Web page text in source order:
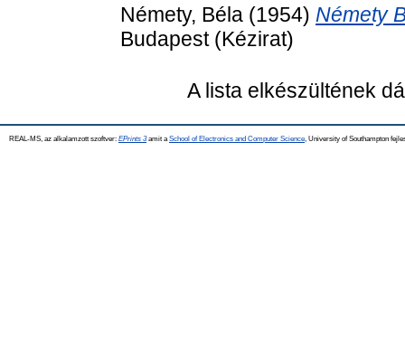
Némety, Béla (1954) Némety
Budapest (Kézirat)
A lista elkészültének
REAL-MS, az alkalamzott szoftver: EPrints 3amit a School of Electronics and Computer Science , University of Southampton